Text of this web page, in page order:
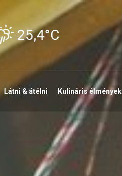
25,4°C
Látni & átélni Kulináris élmények